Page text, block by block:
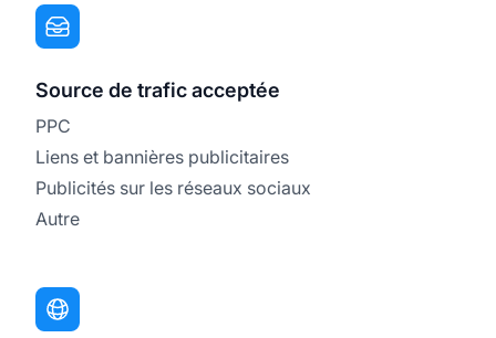
Source de trafic acceptée
PPC
Liens et bannières publicitaires
Publicités sur les réseaux sociaux
Autre